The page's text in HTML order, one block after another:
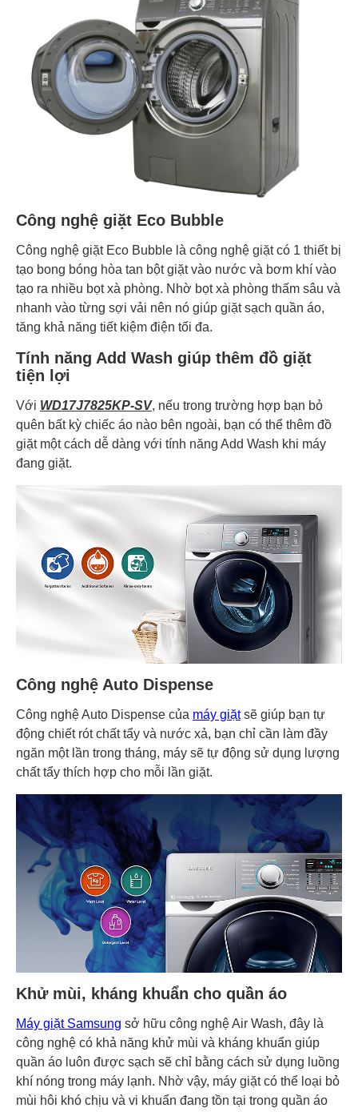
Công nghệ giặt Eco Bubble
Công nghệ giặt Eco Bubble là công nghệ giặt có 1 thiết bị
tạo bong bóng hòa tan bột giặt vào nước và bơm khí vào
tạo ra nhiều bọt xà phòng. Nhờ bọt xà phòng thấm sâu và
nhanh vào từng sợi vải nên nó giúp giặt sạch quần áo,
tăng khả năng tiết kiệm điện tối đa.
Tính năng Add Wash giúp thêm đồ giặt
tiện lợi
Với WD17J7825KP-SV, nếu trong trường hợp bạn bỏ
quên bất kỳ chiếc áo nào bên ngoài, bạn có thể thêm đồ
giặt một cách dễ dàng với tính năng Add Wash khi máy
đang giặt.
Công nghệ Auto Dispense
Công nghệ Auto Dispense của máy giặtsẽ giúp bạn tự
động chiết rót chất tẩy và nước xả, bạn chỉ cần làm đầy
ngăn một lần trong tháng, máy sẽ tự động sử dụng lượng
chất tẩy thích hợp cho mỗi lần giặt.
Khử mùi, kháng khuẩn cho quần áo
Máy giặt Samsung sở hữu công nghệ Air Wash, đây là
công nghệ có khả năng khử mùi và kháng khuẩn giúp
quần áo luôn được sạch sẽ chỉ bằng cách sử dụng luồng
khí nóng trong máy lạnh. Nhờ vậy, máy giặt có thể loại bỏ
mùi hôi khó chịu và vi khuẩn đang tồn tại trong quần áo